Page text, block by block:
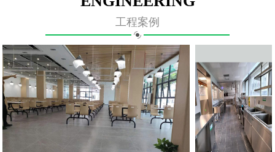
工程案例